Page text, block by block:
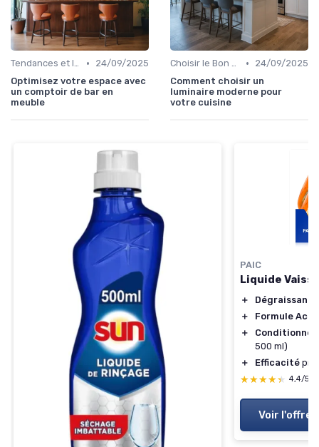
Tendances et Innovations •
24/09/2025
Optimisez votre espace avec
un comptoir de bar en
meuble
Choisir le Bon Appareil •
24/09/2025
Comment choisir un
luminaire moderne pour
votre cuisine
PAIC
Liquide
＋
Dégraissant
＋
Formule
＋
500 ml)
＋
Efficacité
★★★★★
★★★★★ 4,4/5
Voir l'offre